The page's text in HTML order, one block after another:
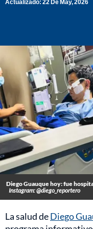
Actualizado: 22 De May, 2026
Diego Guauque hoy: fue
Instagram: @diego_reportero
La salud deDiego